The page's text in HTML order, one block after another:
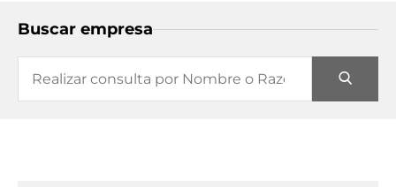
Buscar empresa